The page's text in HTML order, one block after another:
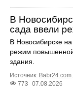
В
сада ввели
В Новосибирске
режим повышенной
здания.
Источник: Babr24.com.
773
07.08.2026